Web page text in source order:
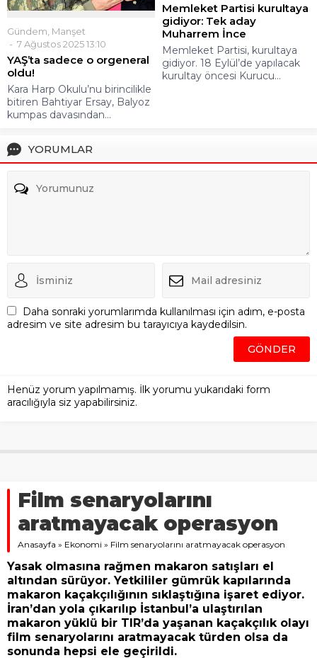
Gündem Manşet
7 Ağustos 2025 13:10
YAŞ’ta sadece o orgeneral
oldu!
Kara Harp Okulu’nu birincilikle
bitiren Bahtiyar Ersay, Balyoz
kumpas davasından...
Memleket Partisi kurultaya
gidiyor: Tek aday
Muharrem İnce
Memleket Partisi, kurultaya
gidiyor. 18 Eylül’de yapılacak
kurultay öncesi Kurucu...
YORUMLAR
Daha sonraki yorumlarımda kullanılması için adım, e-posta
adresim ve site adresim bu tarayıcıya kaydedilsin.
Henüz yorum yapılmamış. İlk yorumu yukarıdaki form
aracılığıyla siz yapabilirsiniz.
Film senaryolarını
aratmayacak operasyon
Anasayfa » Ekonomi » Film senaryolarını aratmayacak operasyon
Yasak olmasına rağmen makaron satışları el
altından sürüyor. Yetkililer gümrük kapılarında
makaron kaçakçılığının sıklaştığına işaret ediyor.
İran’dan yola çıkarılıp İstanbul’a ulaştırılan
makaron yüklü bir TIR’da yaşanan kaçakçılık olayı
film senaryolarını aratmayacak türden olsa da
sonunda hepsi ele geçirildi.